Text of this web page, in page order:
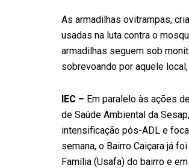
As armadilhas ovitrampas,
usadas na luta contra o
armadilhas seguem sob
sobrevoando por aquele
IEC – Em paralelo às ações
de Saúde Ambiental da
intensificação pós-ADL e
semana, o Bairro Caiçara já
Família (Usafa) do bairro e